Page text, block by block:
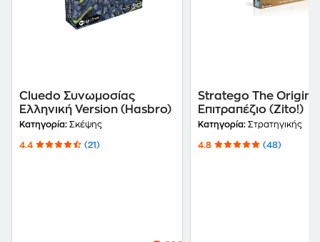
Cluedo Συνωμοσίας
Ελληνική Version (Hasbro)
Κατηγορία: Σκέψης
4.4 (21)
Stratego The
Επιτραπέζιο (Zito!)
Κατηγορία: Στρατηγικής
4.8 (48)